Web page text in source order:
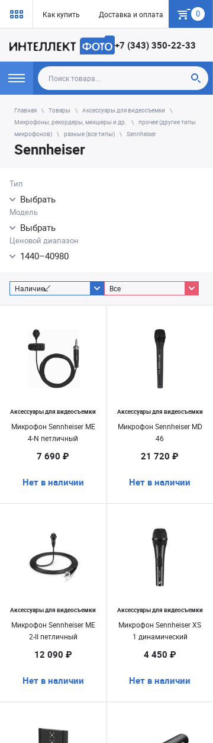
Как купить Доставка и оплата Гарантия
0
+7 (343) 350-22-33
Главная Товары
Аксессуары для видеосъемки
Микрофоны, рекордеры, микшеры и др.
прочее (другие типы
микрофонов)
разные (все типы) Sennheiser
Sennheiser
Тип
Выбрать
Модель
Выбрать
Ценовой диапазон
1440–40980
Наличие Все
Аксессуары для видеосъемки
Микрофон Sennheiser ME
4-N петличный
7 690 ₽
Нет в наличии
Аксессуары для видеосъемки
Микрофон Sennheiser MD
46
21 720 ₽
Нет в наличии
Аксессуары для видеосъемки
Микрофон Sennheiser ME
2-II петличный
12 090 ₽
Нет в наличии
Аксессуары для видеосъемки
Микрофон Sennheiser XS
1 динамический
4 450 ₽
Нет в наличии